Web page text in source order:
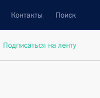
Контакты Поиск
Подписаться на ленту